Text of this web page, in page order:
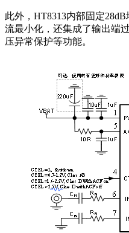
此外，HT8313内部固定
流最小化，还集成了输出端
压异常保护等功能。